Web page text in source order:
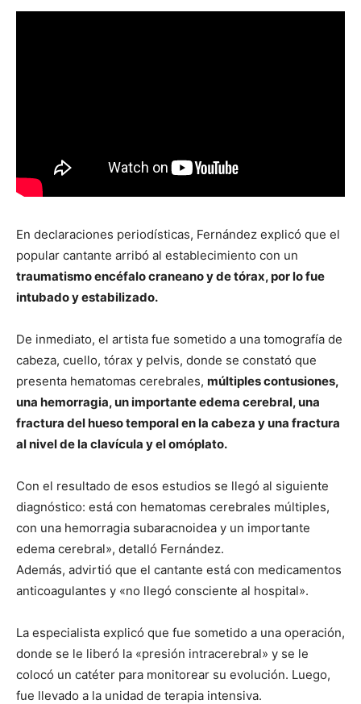
En declaraciones periodísticas, Fernández explicó que el
popular cantante arribó al establecimiento con un
traumatismo encéfalo craneano y de tórax, por lo fue
intubado y estabilizado.
De inmediato, el artista fue sometido a una tomografía de
cabeza, cuello, tórax y pelvis, donde se constató que
presenta hematomas cerebrales, múltiples contusiones,
una hemorragia, un importante edema cerebral, una
fractura del hueso temporal en la cabeza y una fractura
al nivel de la clavícula y el omóplato.
Con el resultado de esos estudios se llegó al siguiente
diagnóstico: está con hematomas cerebrales múltiples,
con una hemorragia subaracnoidea y un importante
edema cerebral», detalló Fernández.
Además, advirtió que el cantante está con medicamentos
anticoagulantes y «no llegó consciente al hospital».
La especialista explicó que fue sometido a una operación,
donde se le liberó la «presión intracerebral» y se le
colocó un catéter para monitorear su evolución. Luego,
fue llevado a la unidad de terapia intensiva.